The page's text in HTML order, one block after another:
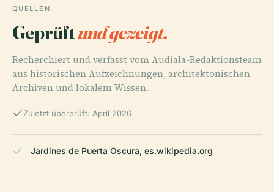
QUELLEN
Geprüftund gezeigt.
Recherchiert und verfasst vom Audiala-Redaktionsteam
aus historischen Aufzeichnungen, architektonischen
Archiven und lokalem Wissen.
Zuletzt überprüft: April 2026
Jardines de Puerta Oscura, es.wikipedia.org